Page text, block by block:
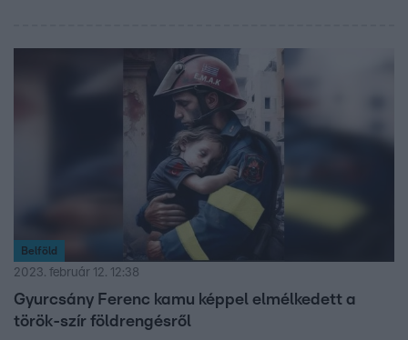
Belföld
2023. február 12. 12:38
Gyurcsány Ferenc kamu képpel elmélkedett a
török-szír földrengésről